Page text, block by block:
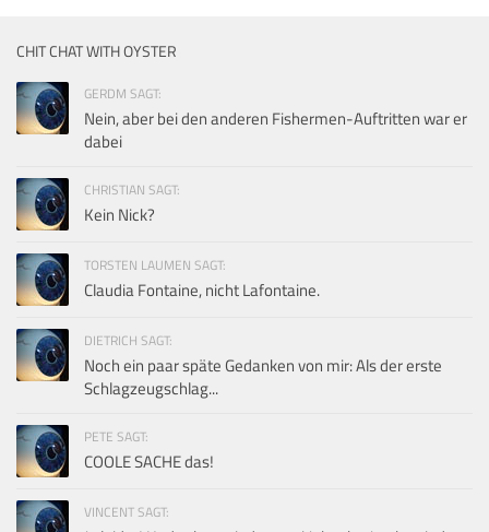
CHIT CHAT WITH OYSTER
GERDM SAGT:
Nein, aber bei den anderen Fishermen-Auftritten war er
dabei
CHRISTIAN SAGT:
Kein Nick?
TORSTEN LAUMEN SAGT:
Claudia Fontaine, nicht Lafontaine.
DIETRICH SAGT:
Noch ein paar späte Gedanken von mir: Als der erste
Schlagzeugschlag...
PETE SAGT:
COOLE SACHE das!
VINCENT SAGT: